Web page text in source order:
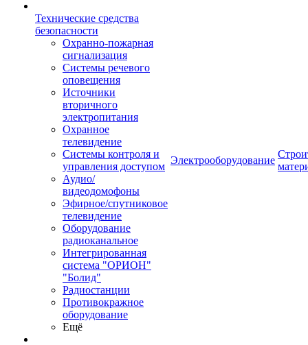
Технические средства
безопасности
Охранно-пожарная
сигнализация
Системы речевого
оповещения
Источники
вторичного
электропитания
Охранное
телевидение
Системы контроля и
управления доступом
Аудио/
видеодомофоны
Эфирное/спутниковое
телевидение
Оборудование
радиоканальное
Интегрированная
система "ОРИОН"
"Болид"
Радиостанции
Противокражное
оборудование
Ещё
Электрооборудование